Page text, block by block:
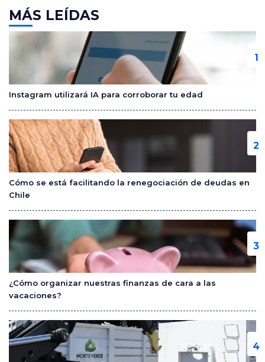
c
e
b
o
k
itt
er
m
p
ar
tir
MÁS LEÍDAS
Instagram utilizará IA para corroborar tu edad
Cómo se está facilitando la renegociación de deudas en
Chile
¿Cómo organizar nuestras finanzas de cara a las
vacaciones?